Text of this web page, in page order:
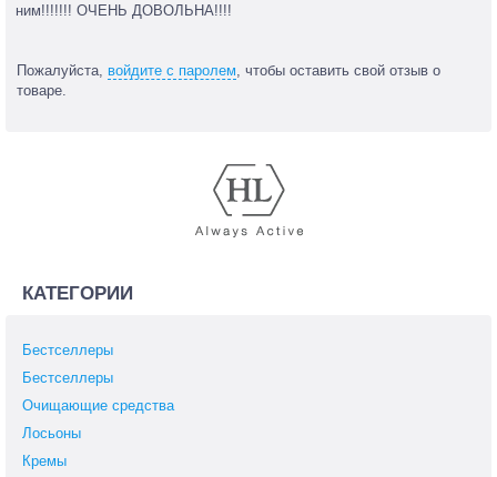
ним!!!!!!! ОЧЕНЬ ДОВОЛЬНА!!!!
Пожалуйста, войдите с паролем , чтобы оставить свой отзыв о
товаре.
КАТЕГОРИИ
Бестселлеры
Бестселлеры
Очищающие средства
Лосьоны
Кремы